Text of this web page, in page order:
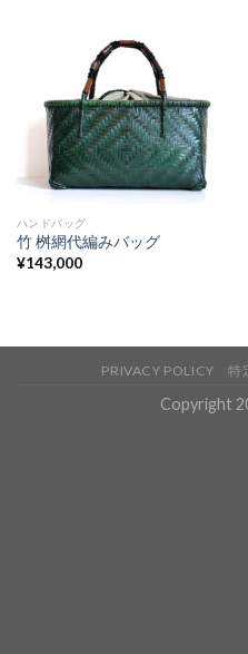
ハンドバッグ
竹 桝網代編みバッグ
¥143,000
PRIVACY POLICY 特
Copyright